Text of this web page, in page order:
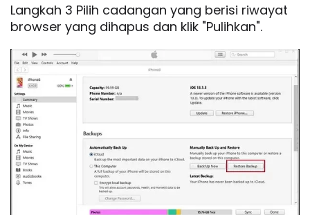
Langkah 3 Pilih cadangan yang berisi riwayat
browser yang dihapus dan klik "Pulihkan".